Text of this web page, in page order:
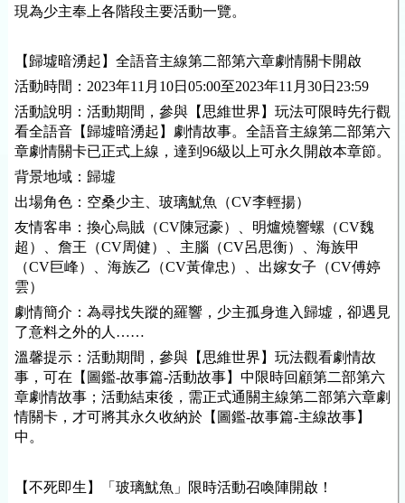
現為少主奉上各階段主要活動一覽。
【歸墟暗湧起】全語音主線第二部第六章劇情關卡開啟
活動時間：2023年11月10日05:00至2023年11月30日23:59
活動說明：活動期間，參與【思維世界】玩法可限時先行觀
看全語音【歸墟暗湧起】劇情故事。全語音主線第二部第六
章劇情關卡已正式上線，達到96級以上可永久開啟本章節。
背景地域：歸墟
出場角色：空桑少主、玻璃魷魚（CV李輕揚）
友情客串：換心烏賊（CV陳冠豪）、明爐燒響螺（CV魏
超）、詹王（CV周健）、主腦（CV呂思衡）、海族甲
（CV巨峰）、海族乙（CV黃偉忠）、出嫁女子（CV傅婷
雲）
劇情簡介：為尋找失蹤的羅響，少主孤身進入歸墟，卻遇見
了意料之外的人……
溫馨提示：活動期間，參與【思維世界】玩法觀看劇情故
事，可在【圖鑑-故事篇-活動故事】中限時回顧第二部第六
章劇情故事；活動結束後，需正式通關主線第二部第六章劇
情關卡，才可將其永久收納於【圖鑑-故事篇-主線故事】
中。
【不死即生】「玻璃魷魚」限時活動召喚陣開啟！